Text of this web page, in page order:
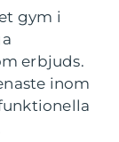
gym i
erbjuds.
inom